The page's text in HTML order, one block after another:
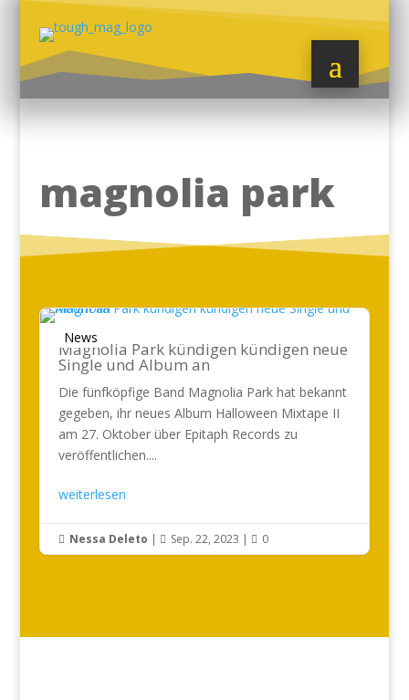
magnolia park
News
Magnolia Park kündigen kündigen neue
Single und Album an
Die fünfköpfige Band Magnolia Park hat bekannt
gegeben, ihr neues Album Halloween Mixtape II
am 27. Oktober über Epitaph Records zu
veröffentlichen....
weiterlesen
 Nessa Deleto |  Sep. 22, 2023 |  0